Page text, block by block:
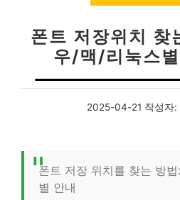
폰트 저장위치 찾
우/맥/리눅스
2025-04-21 작성자:
폰트 저장 위치를 찾는 방
별 안내